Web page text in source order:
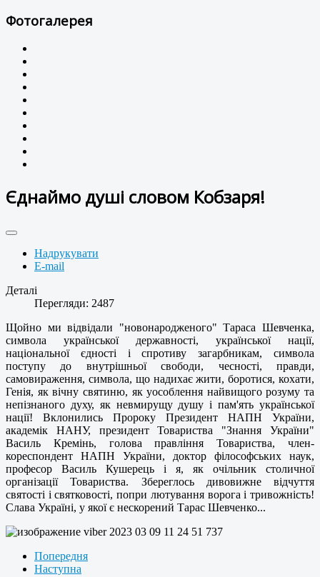
Фотогалерея
Єднаймо душі словом Кобзаря!
Надрукувати
E-mail
Деталі
Перегляди: 2487
Щойно ми відвідали "новонародженого" Тараса Шевченка,
символа української державності, української нації,
національної єдності і спротиву загарбникам, символа
поступу до внутрішньої свободи, чесності, правди,
самовираження, символа, що надихає жити, боротися, кохати,
Генія, як вічну святиню, як уособлення найвищого розуму та
непізнаного духу, як невмирущу душу і пам'ять української
нації! Вклонились Пророку Президент НАПН України,
академік НАНУ, президент Товариства "Знання України"
Василь Кремінь, голова правління Товариства, член-
кореспондент НАПН України, доктор філософських наук,
професор Василь Кушерець і я, як очільник столичної
організації Товариства. Збереглось дивовижне відчуття
святості і святковості, попри лютування ворога і тривожність!
Слава Україні, у якої є нескорений Тарас Шевченко...
Попередня
Наступна